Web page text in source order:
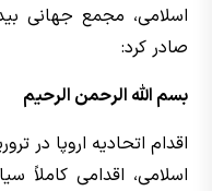
اسلامی، مجمع جهانی
صادر کرد:
بسم الله الرحمن الرحیم
اقدام اتحادیه اروپا در
اسلامی، اقدامی کاملاً